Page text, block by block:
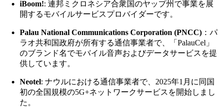
iBoom!: 連邦ミクロネシア合衆国のヤップ州で事業を展
開するモバイルサービスプロバイダーです。
Palau National Communications Corporation (PNCC) ：パ
ラオ共和国政府が所有する通信事業者で、「PalauCel」
のブランド名でモバイル音声およびデータサービスを提
供しています。
Neotel: ナウルにおける通信事業者で、2025年1月に同国
初の全国規模の5G+ネットワークサービスを開始しまし
た。